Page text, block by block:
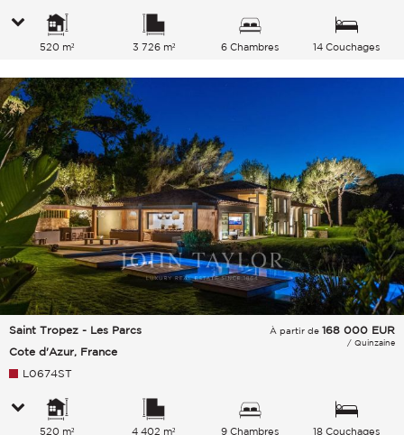
520 m² 3 726 m² 6 Chambres 14 Couchages
Saint Tropez - Les Parcs
Cote d'Azur, France
À partir de 168 000 EUR
/ Quinzaine
L0674ST
520 m² 4 402 m² 9 Chambres 18 Couchages